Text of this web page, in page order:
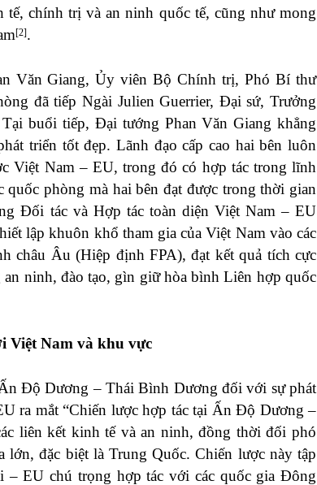
chính trị và an ninh quốc tế, cũng như mong
[2] .
Văn Giang, Ủy viên Bộ Chính trị, Phó Bí thư
đã tiếp Ngài Julien Guerrier, Đại sứ, Trưởng
buổi tiếp, Đại tướng Phan Văn Giang khẳng
triển tốt đẹp. Lãnh đạo cấp cao hai bên luôn
Việt Nam – EU, trong đó có hợp tác trong lĩnh
phòng mà hai bên đạt được trong thời gian
Đối tác và Hợp tác toàn diện Việt Nam – EU
lập khuôn khổ tham gia của Việt Nam vào các
châu Âu (Hiệp định FPA), đạt kết quả tích cực
ninh, đào tạo, gìn giữ hòa bình Liên hợp quốc
Việt Nam và khu vực
Độ Dương – Thái Bình Dương đối với sự phát
ra mắt “Chiến lược hợp tác tại Ấn Độ Dương –
liên kết kinh tế và an ninh, đồng thời đối phó
đặc biệt là Trung Quốc. Chiến lược này tập
EU chú trọng hợp tác với các quốc gia Đông